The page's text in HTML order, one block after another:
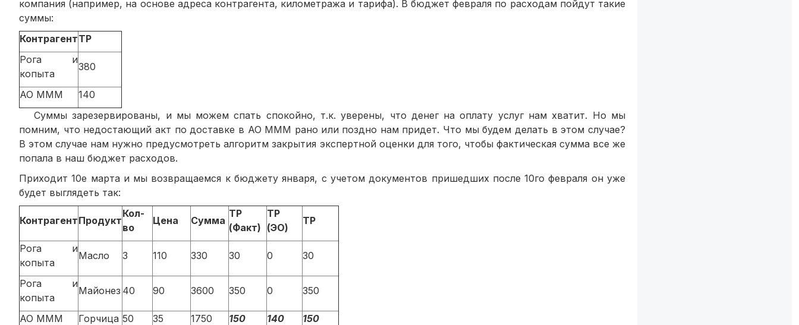
компания (например, на основе адреса контрагента, километража и тарифа). В бюджет февраля по расходам пойдут такие
суммы:
КонтрагентТР
Рога и
копыта
380
АО МММ
140
Суммы зарезервированы, и мы можем спать спокойно, т.к. уверены, что денег на оплату услуг нам хватит. Но мы
помним, что недостающий акт по доставке в АО МММ рано или поздно нам придет. Что мы будем делать в этом случае?
В этом случае нам нужно предусмотреть алгоритм закрытия экспертной оценки для того, чтобы фактическая сумма все же
попала в наш бюджет расходов.
Приходит 10е марта и мы возвращаемся к бюджету января, с учетом документов пришедших после 10го февраля он уже
будет выглядеть так:
КонтрагентПродукт
Кол-
во
Цена Сумма
ТР
(Факт)
ТР
(ЭО)
ТР
Рога и
копыта
Масло 3 110 330 30 0 30
Рога и
копыта
Майонез 40 90 3600 350 0 350
АО МММ Горчица 50 35 1750 150 140
150